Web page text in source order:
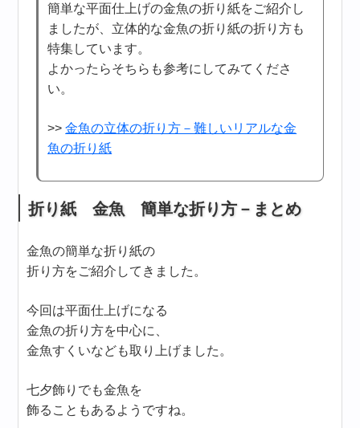
簡単な平面仕上げの金魚の折り紙をご紹介し
ましたが、立体的な金魚の折り紙の折り方も
特集しています。
よかったらそちらも参考にしてみてくださ
い。
>>金魚の立体の折り方－難しいリアルな金
魚の折り紙
折り紙 金魚 簡単な折り方－まとめ
金魚の簡単な折り紙の
折り方をご紹介してきました。
今回は平面仕上げになる
金魚の折り方を中心に、
金魚すくいなども取り上げました。
七夕飾りでも金魚を
飾ることもあるようですね。